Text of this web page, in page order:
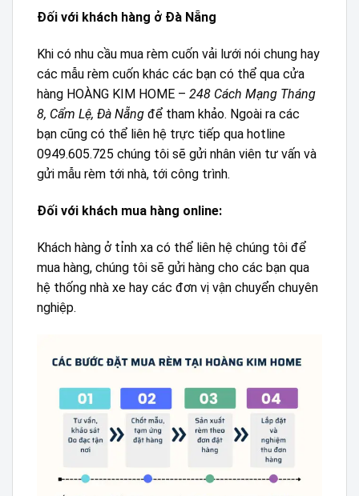
Đối với khách hàng ở Đà Nẵng
Khi có nhu cầu mua rèm cuốn vải lưới nói chung hay
các mẫu rèm cuốn khác các bạn có thể qua cửa
hàng HOÀNG KIM HOME – 248 Cách Mạng Tháng
8, Cẩm Lệ, Đà Nẵng để tham khảo. Ngoài ra các
bạn cũng có thể liên hệ trực tiếp qua hotline
0949.605.725 chúng tôi sẽ gửi nhân viên tư vấn và
gửi mẫu rèm tới nhà, tới công trình.
Đối với khách mua hàng online:
Khách hàng ở tỉnh xa có thể liên hệ chúng tôi để
mua hàng, chúng tôi sẽ gửi hàng cho các bạn qua
hệ thống nhà xe hay các đơn vị vận chuyển chuyên
nghiệp.